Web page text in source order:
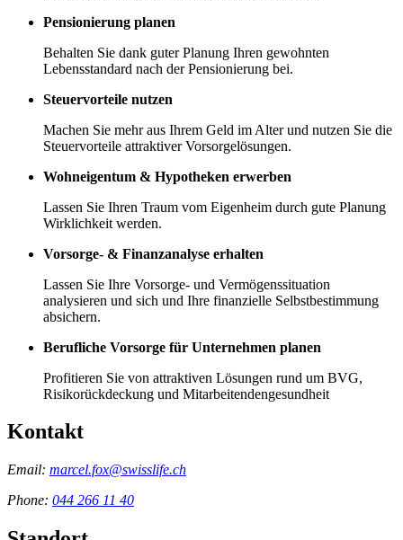
Pensionierung planen
Behalten Sie dank guter Planung Ihren gewohnten
Lebensstandard nach der Pensionierung bei.
Steuervorteile nutzen
Machen Sie mehr aus Ihrem Geld im Alter und nutzen Sie die
Steuervorteile attraktiver Vorsorgelösungen.
Wohneigentum & Hypotheken erwerben
Lassen Sie Ihren Traum vom Eigenheim durch gute Planung
Wirklichkeit werden.
Vorsorge- & Finanzanalyse erhalten
Lassen Sie Ihre Vorsorge- und Vermögenssituation
analysieren und sich und Ihre finanzielle Selbstbestimmung
absichern.
Berufliche Vorsorge für Unternehmen planen
Profitieren Sie von attraktiven Lösungen rund um BVG,
Risikorückdeckung und Mitarbeitendengesundheit
Kontakt
Email: marcel.fox@swisslife.ch
Phone: 044 266 11 40